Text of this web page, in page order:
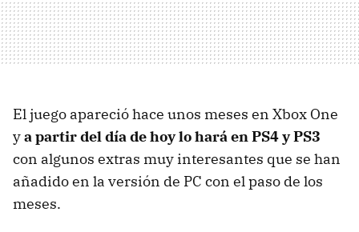
El juego apareció hace unos meses en Xbox One
ya partir del día de hoy lo hará en PS4 y PS3
con algunos extras muy interesantes que se han
añadido en la versión de PC con el paso de los
meses.